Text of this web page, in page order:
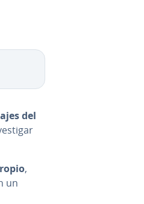
del
,
un